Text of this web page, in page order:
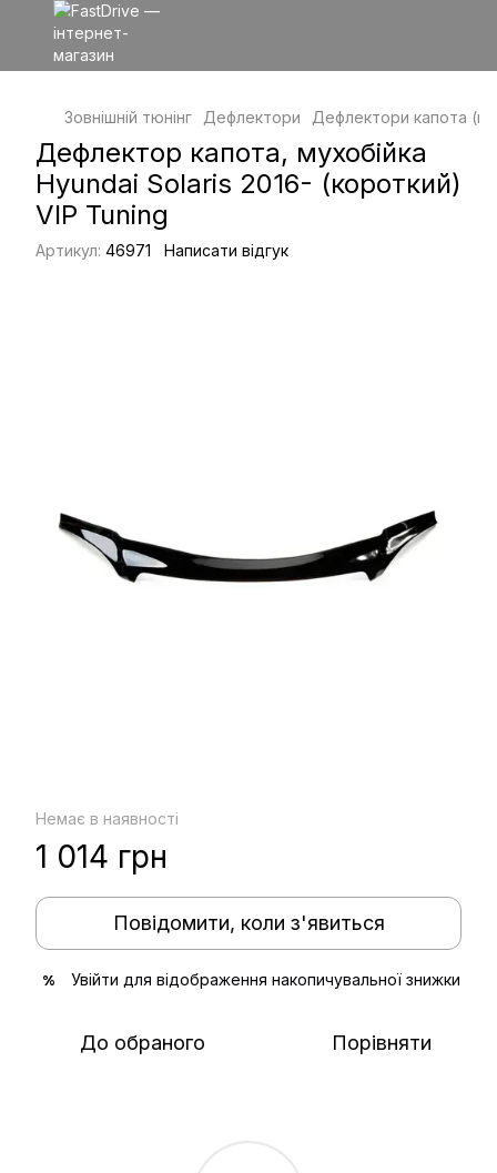
Зовнішній тюнінг Дефлектори Дефлектори капота
Дефлектор капота, мухобійка
Hyundai Solaris 2016- (короткий)
VIP Tuning
Артикул: 46971 Написати відгук
Немає в наявності
1 014 грн
Повідомити, коли з'явиться
% Увійти для відображення накопичувальної знижки
До обраного Порівняти